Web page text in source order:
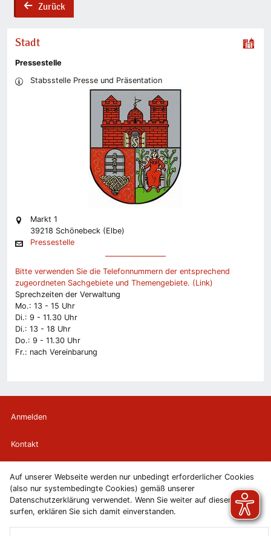
Auf unserer Webseite werden nur unbedingt erforderlicher Cookies
(also nur systembedingte Cookies) gemäß unserer
Datenschutzerklärung verwendet. Wenn Sie weiter auf diesen Seiten
surfen, erklären Sie sich damit einverstanden.
backZurück
Stadt
Pressestelle
Stabsstelle Presse und Präsentation
Markt 1
39218 Schönebeck (Elbe)
Pressestelle
Bitte verwenden Sie die Telefonnummern der entsprechend
zugeordneten Sachgebiete und Themengebiete. (Link)
Sprechzeiten der Verwaltung
Mo.: 13 - 15 Uhr
Di.: 9 - 11.30 Uhr
Di.: 13 - 18 Uhr
Do.: 9 - 11.30 Uhr
Fr.: nach Vereinbarung
Anmelden
Kontakt
Newsletterabmeldung
Impressum